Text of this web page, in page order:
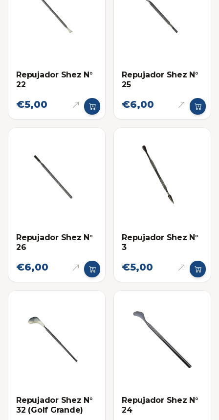
Repujador Shez N°
22
€5,00
Repujador Shez N°
25
€6,00
Repujador Shez N°
26
€6,00
Repujador Shez N°
3
€5,00
Repujador Shez N°
32 (Golf Grande)
Repujador Shez N°
24